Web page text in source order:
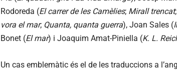
Rodoreda (El carrer de les Camèlies; Mirall trencat;
vora el mar; Quanta, quanta guerra), Joan Sales (
Bonet (El mar) i Joaquim Amat-Piniella (K. L.
Un cas emblemàtic és el de les traduccions a